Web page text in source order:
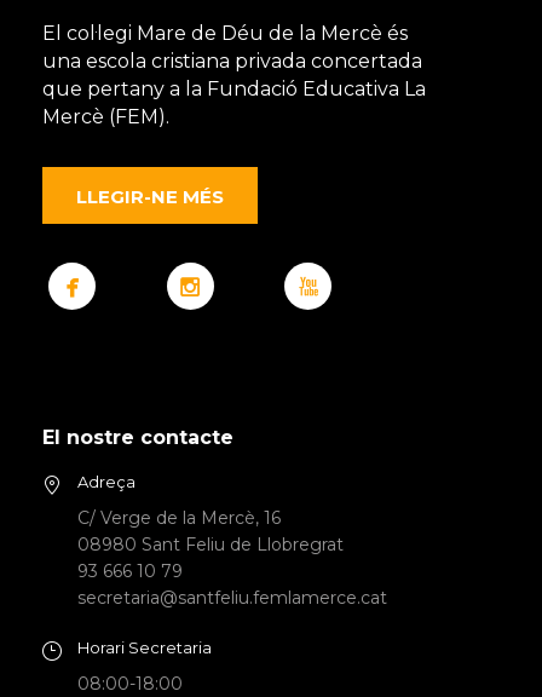
El col·legi Mare de Déu de la Mercè és
una escola cristiana privada concertada
que pertany a la Fundació Educativa La
Mercè (FEM).
LLEGIR-NE MÉS
El nostre contacte
Adreça
C/ Verge de la Mercè, 16
08980 Sant Feliu de Llobregrat
93 666 10 79
secretaria@santfeliu.femlamerce.cat
Horari Secretaria
08:00-18:00